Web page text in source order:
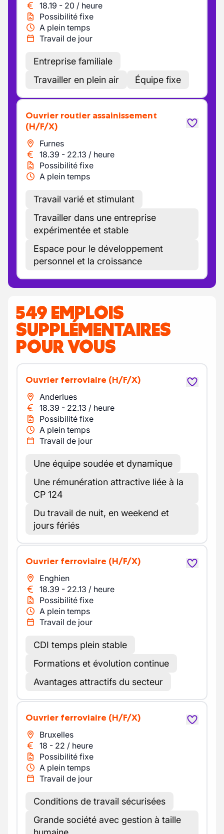
18.19 - 20 / heure
Possibilité fixe
A plein temps
Travail de jour
Entreprise familiale
Travailler en plein air
Équipe fixe
Ouvrier routier assainissement
(H/F/X)
Furnes
18.39 - 22.13 / heure
Possibilité fixe
A plein temps
Travail varié et stimulant
Travailler dans une entreprise
expérimentée et stable
Espace pour le développement
personnel et la croissance
549 EMPLOIS
SUPPLÉMENTAIRES
POUR VOUS
Ouvrier ferroviaire (H/F/X)
Anderlues
18.39 - 22.13 / heure
Possibilité fixe
A plein temps
Travail de jour
Une équipe soudée et dynamique
Une rémunération attractive liée à la
CP 124
Du travail de nuit, en weekend et
jours fériés
Ouvrier ferroviaire (H/F/X)
Enghien
18.39 - 22.13 / heure
Possibilité fixe
A plein temps
Travail de jour
CDI temps plein stable
Formations et évolution continue
Avantages attractifs du secteur
Ouvrier ferroviaire (H/F/X)
Bruxelles
18 - 22 / heure
Possibilité fixe
A plein temps
Travail de jour
Conditions de travail sécurisées
Grande société avec gestion à taille